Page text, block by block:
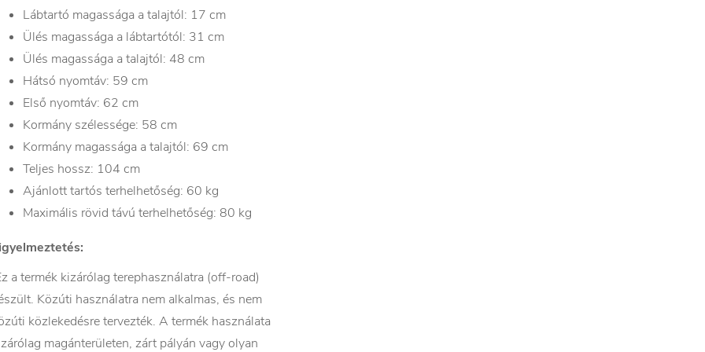
Lábtartó magassága a talajtól: 17 cm
Ülés magassága a lábtartótól: 31 cm
Ülés magassága a talajtól: 48 cm
Hátsó nyomtáv: 59 cm
Első nyomtáv: 62 cm
Kormány szélessége: 58 cm
Kormány magassága a talajtól: 69 cm
Teljes hossz: 104 cm
Ajánlott tartós terhelhetőség: 60 kg
Maximális rövid távú terhelhetőség: 80 kg
a termék kizárólag terephasználatra (off-road)
Közúti használatra nem alkalmas, és nem
közlekedésre tervezték. A termék használata
magánterületen, zárt pályán vagy olyan